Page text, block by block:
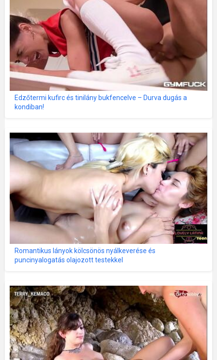
Edzőtermi kufirc és tinilány bukfencelve – Durva dugás a
kondiban!
Romantikus lányok kölcsönös nyálkeverése és
puncinyalogatás olajozott testekkel